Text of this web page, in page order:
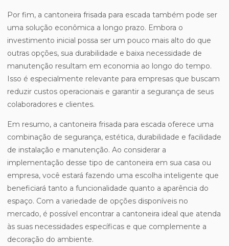
Por fim, a cantoneira frisada para escada também pode ser
uma solução econômica a longo prazo. Embora o
investimento inicial possa ser um pouco mais alto do que
outras opções, sua durabilidade e baixa necessidade de
manutenção resultam em economia ao longo do tempo.
Isso é especialmente relevante para empresas que buscam
reduzir custos operacionais e garantir a segurança de seus
colaboradores e clientes.
Em resumo, a cantoneira frisada para escada oferece uma
combinação de segurança, estética, durabilidade e facilidade
de instalação e manutenção. Ao considerar a
implementação desse tipo de cantoneira em sua casa ou
empresa, você estará fazendo uma escolha inteligente que
beneficiará tanto a funcionalidade quanto a aparência do
espaço. Com a variedade de opções disponíveis no
mercado, é possível encontrar a cantoneira ideal que atenda
às suas necessidades específicas e que complemente a
decoração do ambiente.